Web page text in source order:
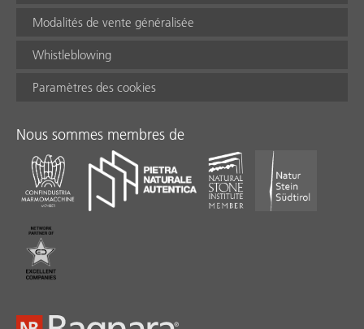
Modalités de vente généralisée
Whistleblowing
Paramètres des cookies
Nous sommes membres de